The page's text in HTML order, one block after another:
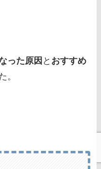
った原因 と おすすめ
。